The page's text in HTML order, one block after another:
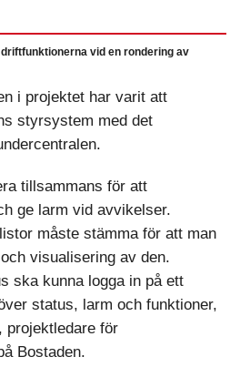
vid en rondering av
i projektet har varit att
styrsystem med det
tillsammans för att
ge larm vid avvikelser.
måste stämma för att man
visualisering av den.
ska kunna logga in på ett
status, larm och funktioner,
projektledare för
Bostaden.